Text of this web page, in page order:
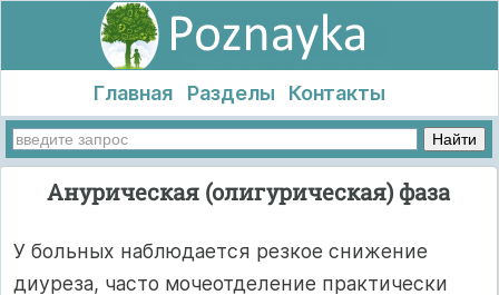
Главная Разделы Контакты
Анурическая (олигурическая) фаза
У больных наблюдается резкое снижение
диуреза, часто моче­отделение практически